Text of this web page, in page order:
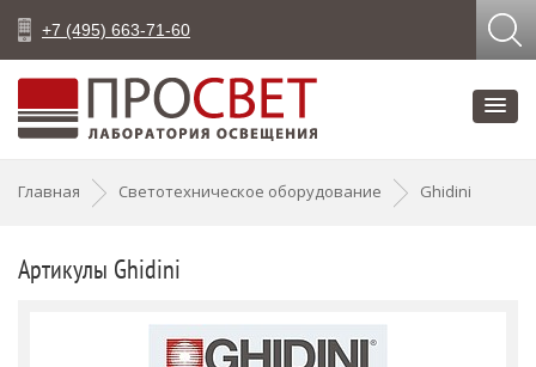
+7 (495) 663-71-60
Главная Светотехническое оборудование Ghidini
Артикулы Ghidini